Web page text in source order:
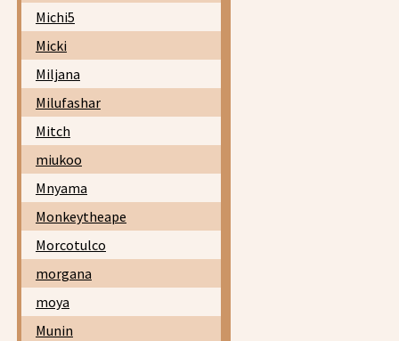
Michi5
Micki
Miljana
Milufashar
Mitch
miukoo
Mnyama
Monkeytheape
Morcotulco
morgana
moya
Munin